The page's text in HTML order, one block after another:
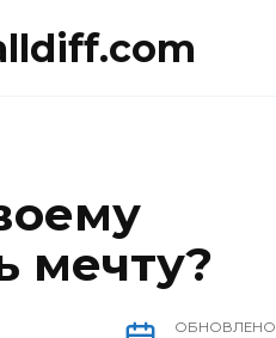
мечту?
ОБНОВЛЕНО